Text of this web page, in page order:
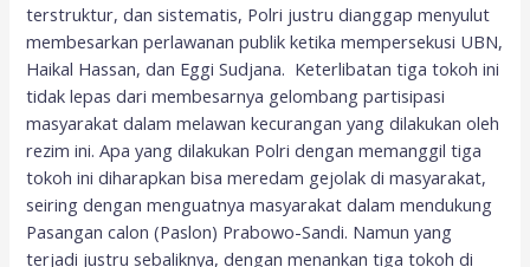
terstruktur, dan sistematis, Polri justru dianggap menyulut
membesarkan perlawanan publik ketika mempersekusi UBN,
Haikal Hassan, dan Eggi Sudjana. Keterlibatan tiga tokoh ini
tidak lepas dari membesarnya gelombang partisipasi
masyarakat dalam melawan kecurangan yang dilakukan oleh
rezim ini. Apa yang dilakukan Polri dengan memanggil tiga
tokoh ini diharapkan bisa meredam gejolak di masyarakat,
seiring dengan menguatnya masyarakat dalam mendukung
Pasangan calon (Paslon) Prabowo-Sandi. Namun yang
terjadi justru sebaliknya, dengan menankan tiga tokoh di